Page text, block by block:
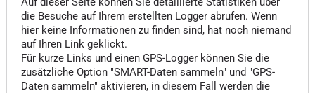
die Besuche auf Ihrem erstellten Logger abrufen. Wenn
hier keine Informationen zu finden sind, hat noch niemand
auf Ihren Link geklickt.
Für kurze Links und einen GPS-Logger können Sie die
zusätzliche Option "SMART-Daten sammeln" und "GPS-
Daten sammeln" aktivieren, in diesem Fall werden die